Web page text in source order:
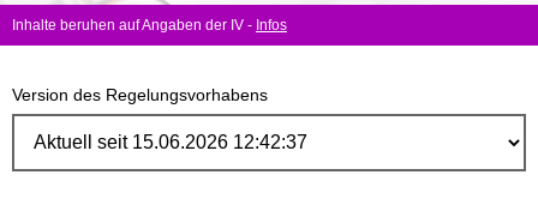
Inhalte beruhen auf Angaben der IV - Infos
Version des Regelungsvorhabens